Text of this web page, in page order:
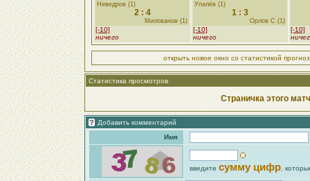
Неведров (1)
2 : 4
Милованов (1)
[-10]
ничего
Упалёв (1)
1 : 3
Орлов С (1)
[-10]
ничего
[-10]
открыть новое окно со статистикой
Статистика просмотров
Страничка этого
Добавить комментарий
Имя
введите сумму цифр ,